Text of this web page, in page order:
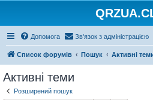
Допомога Зв'язок з адміністрацією
Список форумів Пошук Активні
Активні теми
Розширений пошук